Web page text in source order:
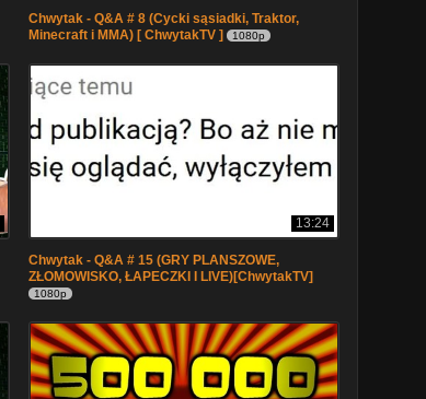
Chwytak - Q&A # 8 (Cycki sąsiadki, Traktor,
Minecraft i MMA) [ ChwytakTV ]
1080p
13:24
Chwytak - Q&A # 15 (GRY PLANSZOWE,
ZŁOMOWISKO, ŁAPECZKI I LIVE)[ChwytakTV]
1080p